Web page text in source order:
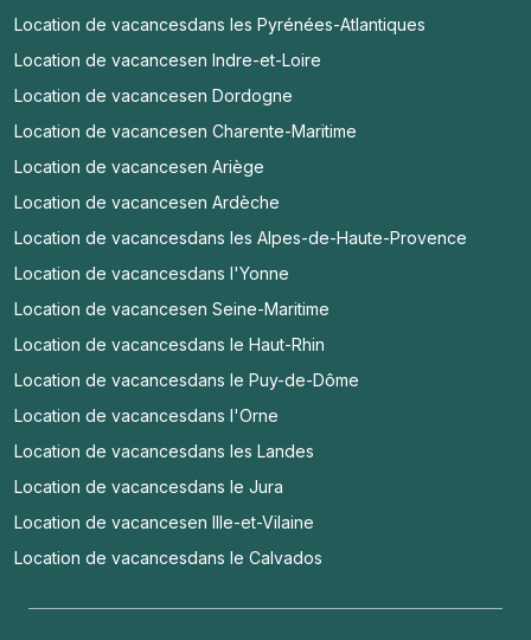
Location de vacancesdans les Pyrénées-Atlantiques
Location de vacancesen Indre-et-Loire
Location de vacancesen Dordogne
Location de vacancesen Charente-Maritime
Location de vacancesen Ariège
Location de vacancesen Ardèche
Location de vacancesdans les Alpes-de-Haute-Provence
Location de vacancesdans l'Yonne
Location de vacancesen Seine-Maritime
Location de vacancesdans le Haut-Rhin
Location de vacancesdans le Puy-de-Dôme
Location de vacancesdans l'Orne
Location de vacancesdans les Landes
Location de vacancesdans le Jura
Location de vacancesen Ille-et-Vilaine
Location de vacancesdans le Calvados